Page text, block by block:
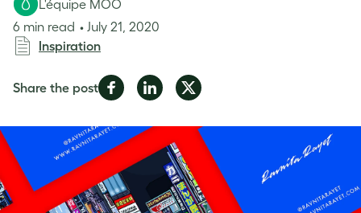
L'équipe MOO
6 min read
July 21, 2020
Inspiration
Share the postShare
Facebook
Share
LinkedIn
Share
Twitter